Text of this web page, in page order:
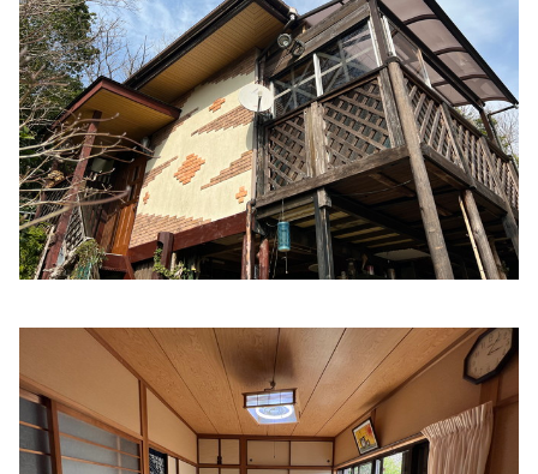
住所:三重県伊勢市津村町７９２−１ マップで見る
岩田医院
住所:三重県伊勢市二俣１丁目４−１６ マップで見る
宮村医院
住所:三重県伊勢市河崎１丁目４−３０ マップで見る
海野内科
住所:三重県伊勢市浦口２丁目２−１３ マップで見る
伊勢ひかり病院
由井医院 神経内科 内科 耳鼻咽喉科
三重県伊勢市岩渕２丁目７−１２ マップで見る
石橋外科内科
住所:三重県伊勢市河崎２丁目１７−１１ マップで見る